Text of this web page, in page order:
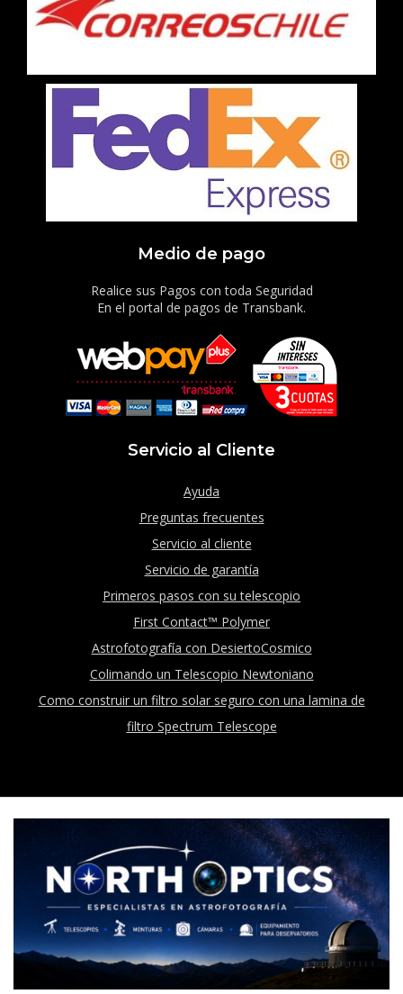
Medio de pago
Realice sus Pagos con toda Seguridad
En el portal de pagos de Transbank.
Servicio al Cliente
Ayuda
Preguntas frecuentes
Servicio al cliente
Servicio de garantía
Primeros pasos con su telescopio
First Contact™ Polymer
Astrofotografía con DesiertoCosmico
Colimando un Telescopio Newtoniano
Como construir un filtro solar seguro con una lamina de
filtro Spectrum Telescope